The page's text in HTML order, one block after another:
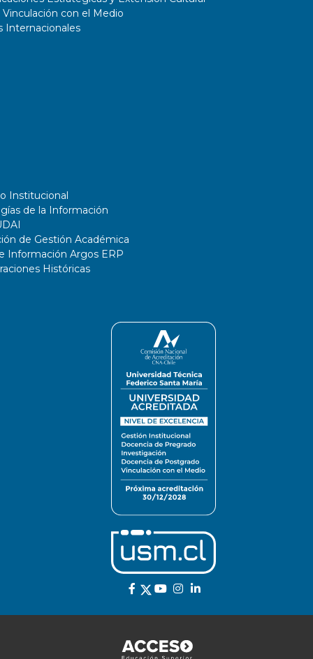
con el Medio
Internacionales
Institucional
de la Información
de Gestión Académica
Información Argos ERP
Históricas